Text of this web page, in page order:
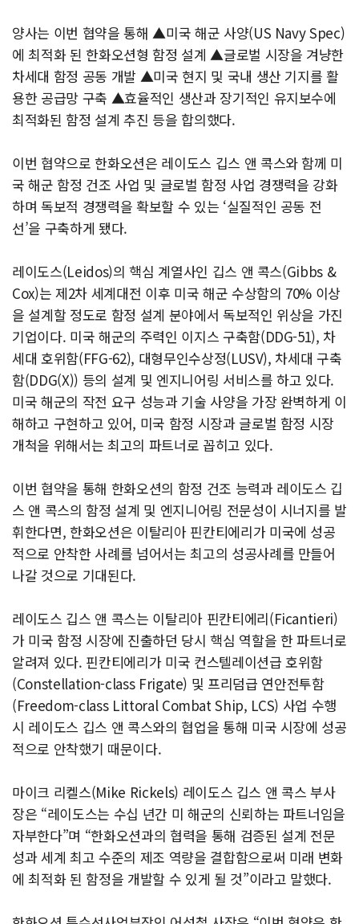
양사는 이번 협약을 통해 ▲미국 해군 사양(US Navy Spec)
에 최적화 된 한화오션형 함정 설계 ▲글로벌 시장을 겨냥한
차세대 함정 공동 개발 ▲미국 현지 및 국내 생산 기지를 활
용한 공급망 구축 ▲효율적인 생산과 장기적인 유지보수에
최적화된 함정 설계 추진 등을 합의했다.
이번 협약으로 한화오션은 레이도스 깁스 앤 콕스와 함께 미
국 해군 함정 건조 사업 및 글로벌 함정 사업 경쟁력을 강화
하며 독보적 경쟁력을 확보할 수 있는 ‘실질적인 공동 전
선’을 구축하게 됐다.
레이도스(Leidos)의 핵심 계열사인 깁스 앤 콕스(Gibbs &
Cox)는 제2차 세계대전 이후 미국 해군 수상함의 70% 이상
을 설계할 정도로 함정 설계 분야에서 독보적인 위상을 가진
기업이다. 미국 해군의 주력인 이지스 구축함(DDG-51), 차
세대 호위함(FFG-62), 대형무인수상정(LUSV), 차세대 구축
함(DDG(X)) 등의 설계 및 엔지니어링 서비스를 하고 있다.
미국 해군의 작전 요구 성능과 기술 사양을 가장 완벽하게 이
해하고 구현하고 있어, 미국 함정 시장과 글로벌 함정 시장
개척을 위해서는 최고의 파트너로 꼽히고 있다.
이번 협약을 통해 한화오션의 함정 건조 능력과 레이도스 깁
스 앤 콕스의 함정 설계 및 엔지니어링 전문성이 시너지를 발
휘한다면, 한화오션은 이탈리아 핀칸티에리가 미국에 성공
적으로 안착한 사례를 넘어서는 최고의 성공사례를 만들어
나갈 것으로 기대된다.
레이도스 깁스 앤 콕스는 이탈리아 핀칸티에리(Ficantieri)
가 미국 함정 시장에 진출하던 당시 핵심 역할을 한 파트너로
알려져 있다. 핀칸티에리가 미국 컨스텔레이션급 호위함
(Constellation-class Frigate) 및 프리덤급 연안전투함
(Freedom-class Littoral Combat Ship, LCS) 사업 수행
시 레이도스 깁스 앤 콕스와의 협업을 통해 미국 시장에 성공
적으로 안착했기 때문이다.
마이크 리켈스(Mike Rickels) 레이도스 깁스 앤 콕스 부사
장은 “레이도스는 수십 년간 미 해군의 신뢰하는 파트너임을
자부한다”며 “한화오션과의 협력을 통해 검증된 설계 전문
성과 세계 최고 수준의 제조 역량을 결합함으로써 미래 변화
에 최적화 된 함정을 개발할 수 있게 될 것”이라고 말했다.